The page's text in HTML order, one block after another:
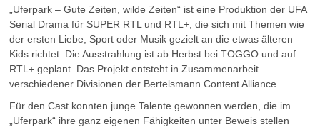
„Uferpark – Gute Zeiten, wilde Zeiten“ ist eine Produktion der UFA
Serial Drama für SUPER RTL und RTL+, die sich mit Themen wie
der ersten Liebe, Sport oder Musik gezielt an die etwas älteren
Kids richtet. Die Ausstrahlung ist ab Herbst bei TOGGO und auf
RTL+ geplant. Das Projekt entsteht in Zusammenarbeit
verschiedener Divisionen der Bertelsmann Content Alliance.
Für den Cast konnten junge Talente gewonnen werden, die im
„Uferpark“ ihre ganz eigenen Fähigkeiten unter Beweis stellen